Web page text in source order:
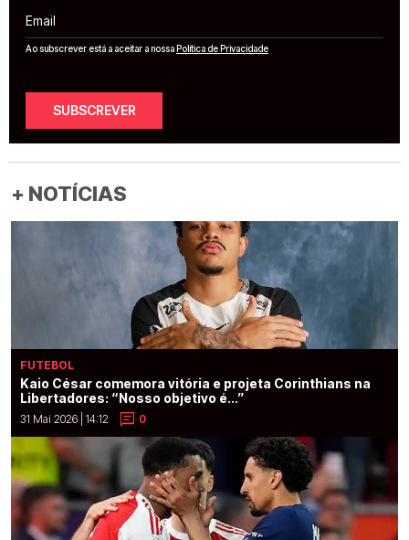
Email
Ao subscrever está a aceitar a nossaPolítica de Privacidade
SUBSCREVER
+ NOTÍCIAS
FUTEBOL
Kaio César comemora vitória e projeta Corinthians na
Libertadores: “Nosso objetivo é...”
31 Mai 2026 | 14:12 0